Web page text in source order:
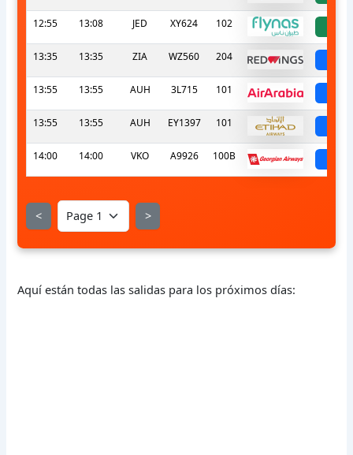
12:55 13:08 JED XY624 102
13:35 13:35 ZIA WZ560 204
13:55 13:55 AUH 3L715 101
13:55 13:55 AUH EY1397 101
14:00 14:00 VKO A9926 100B
< >
Aquí están todas las salidas para los próximos días: